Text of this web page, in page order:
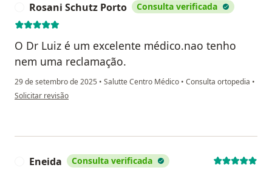
Rosani Schutz Porto Consulta verificada
O Dr Luiz é um excelente médico.nao tenho
nem uma reclamação.
29 de setembro de 2025 • Salutte Centro Médico • Consulta ortopedia •
na opinião do utilizador Rosani Schutz Porto
Solicitar revisão
Eneida Consulta verificada